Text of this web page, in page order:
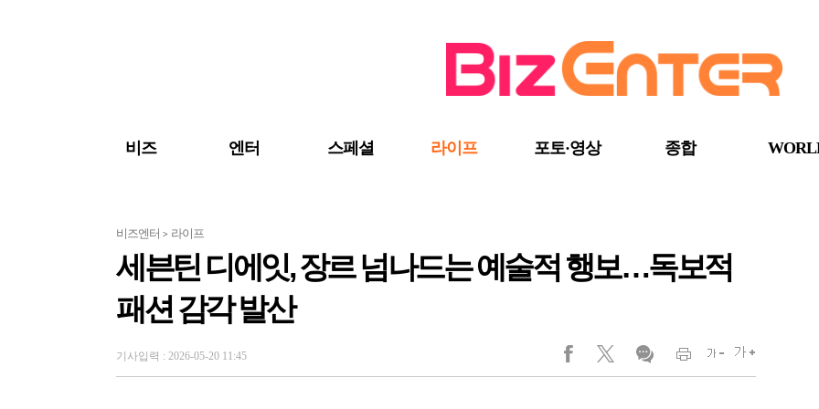
비즈 엔터 스페셜 라이프 포토·영상 종합
비즈엔터 > 라이프
세븐틴 디에잇, 장르 넘나드는 예술적 행보…독보적
패션 감각 발산
기사입력 : 2026-05-20 11:45